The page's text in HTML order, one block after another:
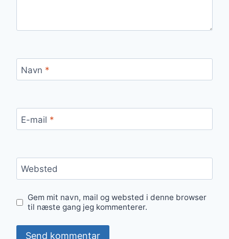
Navn *
E-mail *
Websted
Gem mit navn, mail og websted i denne browser
til næste gang jeg kommenterer.